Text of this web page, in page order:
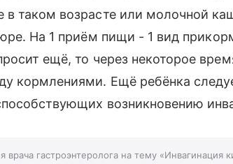
в таком возрасте или молочной
На 1 приём пищи - 1 вид
ещё, то через некоторое
кормлениями. Ещё ребёнка
возникновению
врача гастроэнтеролога на тему «Инвагинация